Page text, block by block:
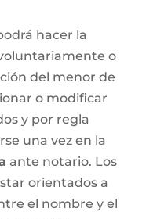
hacer la
o
del menor de
o modificar
y por regla
una vez en la
ante notario. Los
orientados a
el nombre y el